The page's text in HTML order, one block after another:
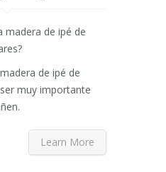
madera de ipé de
de ipé de
muy importante
Learn More